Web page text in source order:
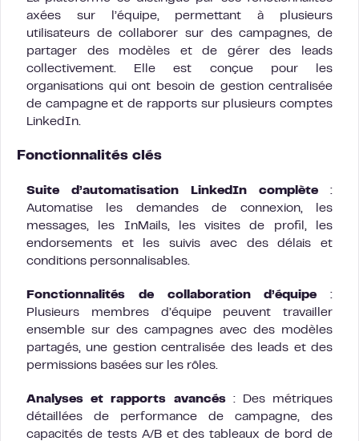
axées sur l’équipe, permettant à plusieurs
utilisateurs de collaborer sur des campagnes, de
partager des modèles et de gérer des leads
collectivement. Elle est conçue pour les
organisations qui ont besoin de gestion centralisée
de campagne et de rapports sur plusieurs comptes
LinkedIn.
Fonctionnalités clés
Suite d’automatisation LinkedIn complète :
Automatise les demandes de connexion, les
messages, les InMails, les visites de profil, les
endorsements et les suivis avec des délais et
conditions personnalisables.
Fonctionnalités de collaboration d’équipe :
Plusieurs membres d’équipe peuvent travailler
ensemble sur des campagnes avec des modèles
partagés, une gestion centralisée des leads et des
permissions basées sur les rôles.
Analyses et rapports avancés: Des métriques
détaillées de performance de campagne, des
capacités de tests A/B et des tableaux de bord de